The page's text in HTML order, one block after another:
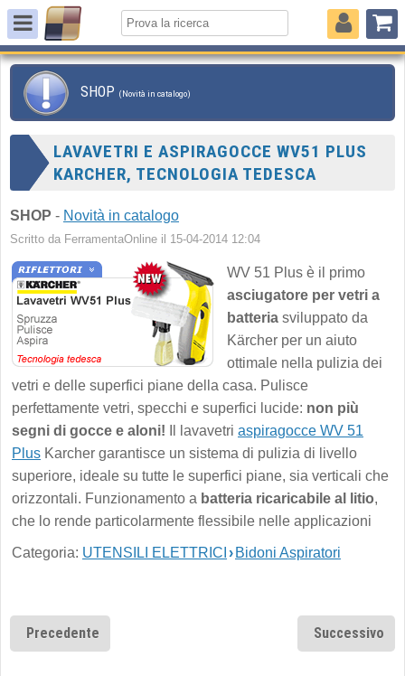
SHOP (Novità in catalogo)
LAVAVETRI E ASPIRAGOCCE WV51 PLUS
KARCHER, TECNOLOGIA TEDESCA
SHOP - Novità in catalogo
Scritto da FerramentaOnline il 15-04-2014 12:04
WV 51 Plus è il primo
asciugatore per vetri a
batteria sviluppato da
Kärcher per un aiuto
ottimale nella pulizia dei
vetri e delle superfici piane della casa. Pulisce
perfettamente vetri, specchi e superfici lucide: non più
segni di gocce e aloni! Il lavavetri aspiragocce WV 51
Plus Karcher garantisce un sistema di pulizia di livello
superiore, ideale su tutte le superfici piane, sia verticali che
orizzontali. Funzionamento a batteria ricaricabile al litio,
che lo rende particolarmente flessibile nelle applicazioni
Categoria: UTENSILI ELETTRICI › Bidoni Aspiratori
Precedente Successivo